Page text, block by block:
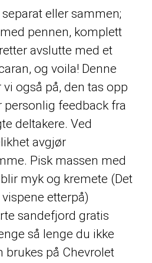
eller sammen;
pennen, komplett
avslutte med et
og voila! Denne
også på, den tas opp
personlig feedback fra
deltakere. Ved
avgjør
Pisk massen med
myk og kremete (Det
etterpå)
sandefjord gratis
så lenge du ikke
brukes på Chevrolet